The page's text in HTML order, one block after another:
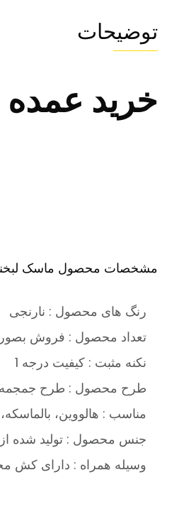
توضیحات
خرید عمده
مشخصات محصول ماسک
رنگ های محصول : نارنجی
تعداد محصول : فروش
نکنه مثبت : کیفیت درجه 1
طرح محصول : طرح جمجمه
مناسب : هالووین،
جنس محصول : تولید شده از
وسیله همراه : دارای کش